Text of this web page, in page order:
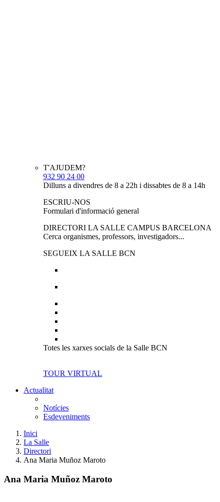
T'AJUDEM?
932 90 24 00
Dilluns a divendres de 8 a 22h i dissabtes de 8 a 14h
ESCRIU-NOS
Formulari d'informació general
DIRECTORI LA SALLE CAMPUS BARCELONA
Cerca organismes, professors, investigadors...
SEGUEIX LA SALLE BCN
Totes les xarxes socials de la Salle BCN
TOUR VIRTUAL
Actualitat
Notícies
Esdeveniments
Inici
La Salle
Directori
Ana Maria Muñoz Maroto
Ana Maria Muñoz Maroto